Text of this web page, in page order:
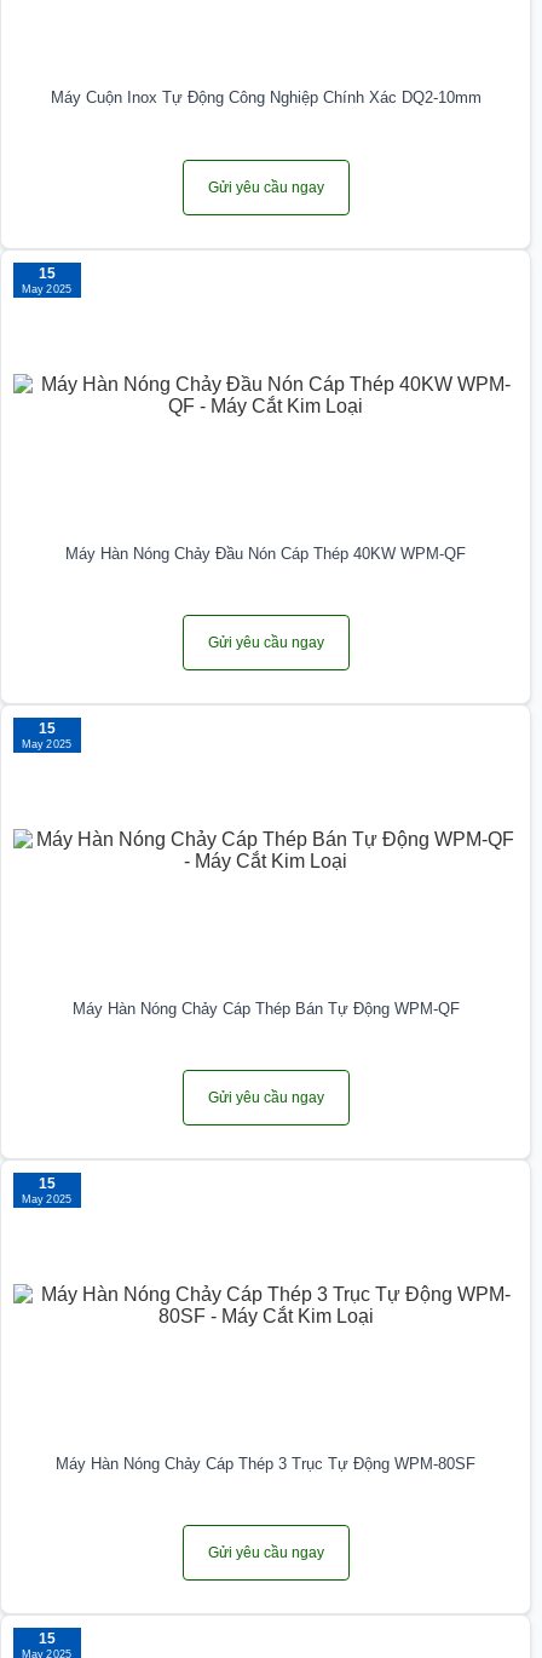
Máy Cuộn Inox Tự Động Công Nghiệp Chính Xác DQ2-10mm
Gửi yêu cầu ngay
15
May 2025
Máy Hàn Nóng Chảy Đầu Nón Cáp Thép 40KW WPM-QF
Gửi yêu cầu ngay
15
May 2025
Máy Hàn Nóng Chảy Cáp Thép Bán Tự Động WPM-QF
Gửi yêu cầu ngay
15
May 2025
Máy Hàn Nóng Chảy Cáp Thép 3 Trục Tự Động WPM-80SF
Gửi yêu cầu ngay
15
May 2025